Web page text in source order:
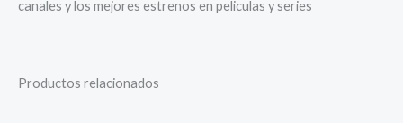
canales y los mejores estrenos en peliculas y series
Productos relacionados